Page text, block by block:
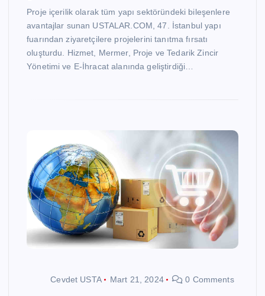
Proje içerilik olarak tüm yapı sektöründeki bileşenlere
avantajlar sunan USTALAR.COM, 47. İstanbul yapı
fuarından ziyaretçilere projelerini tanıtma fırsatı
oluşturdu. Hizmet, Mermer, Proje ve Tedarik Zincir
Yönetimi ve E-İhracat alanında geliştirdiği…
Cevdet USTA Mart 21, 2024 0 Comments